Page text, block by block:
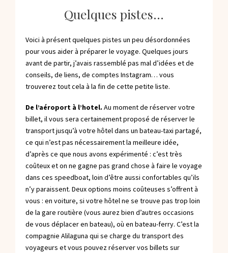
Quelques pistes…
Voici à présent quelques pistes un peu désordonnées
pour vous aider à préparer le voyage. Quelques jours
avant de partir, j’avais rassemblé pas mal d’idées et de
conseils, de liens, de comptes Instagram… vous
trouverez tout cela à la fin de cette petite liste.
De l’aéroport à l’hotel. Au moment de réserver votre
billet, il vous sera certainement proposé de réserver le
transport jusqu’à votre hôtel dans un bateau-taxi partagé,
ce qui n’est pas nécessairement la meilleure idée,
d’après ce que nous avons expérimenté : c’est très
coûteux et on ne gagne pas grand chose à faire le voyage
dans ces speedboat, loin d’être aussi confortables qu’ils
n’y paraissent. Deux options moins coûteuses s’offrent à
vous : en voiture, si votre hôtel ne se trouve pas trop loin
de la gare routière (vous aurez bien d’autres occasions
de vous déplacer en bateau), où en bateau-ferry. C’est la
compagnie Alilaguna qui se charge du transport des
voyageurs et vous pouvez réserver vos billets sur